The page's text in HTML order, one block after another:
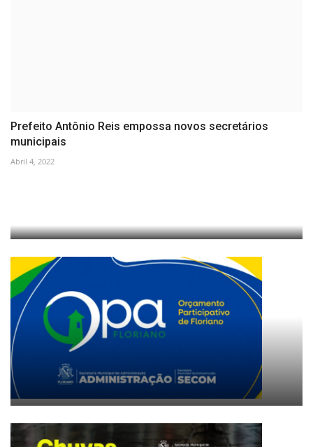
Prefeito Antônio Reis empossa novos secretários
municipais
Abril 4, 2022